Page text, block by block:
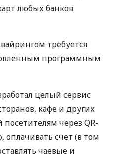
любых банков
требуется
программным
целый сервис
кафе и других
через QR-
счет (в том
чаевые и